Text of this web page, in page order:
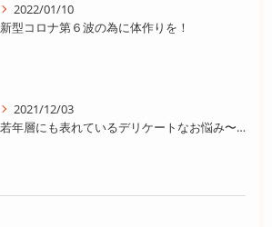
2022/01/10
新型コロナ第６波の為に体作りを！
2021/12/03
若年層にも表れているデリケートなお悩み〜尿漏れ〜